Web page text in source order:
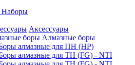
Наборы
Аксессуары
Алмазные боры
алмазные для ПН (HP)
алмазные для ТН (FG) - NTI